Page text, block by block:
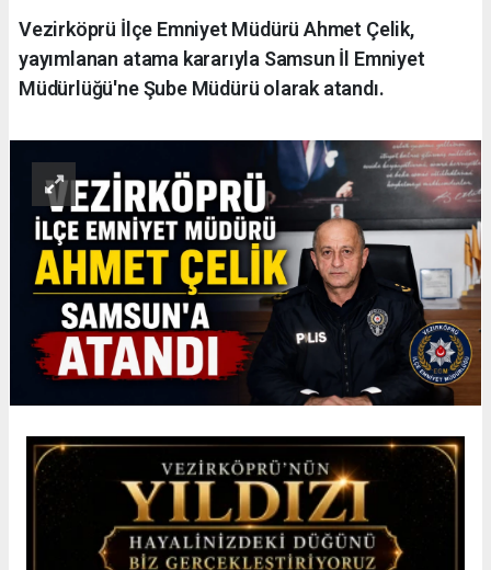
Vezirköprü İlçe Emniyet Müdürü Ahmet Çelik,
yayımlanan atama kararıyla Samsun İl Emniyet
Müdürlüğü'ne Şube Müdürü olarak atandı.